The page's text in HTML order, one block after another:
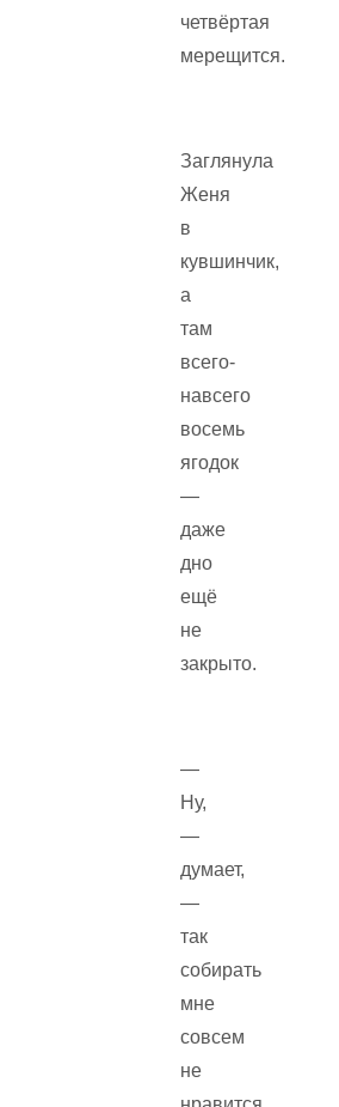
четвёртая
мерещится.
Заглянула
Женя
в
кувшинчик,
а
там
всего-
навсего
восемь
ягодок
—
даже
дно
ещё
не
закрыто.
—
Ну,
—
думает,
—
так
собирать
мне
совсем
не